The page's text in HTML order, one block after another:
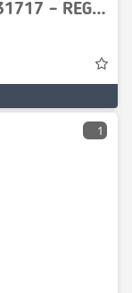
Ponsse WYŚWIETLACZ OPTI5 1631717 – REGENEROWANY
1